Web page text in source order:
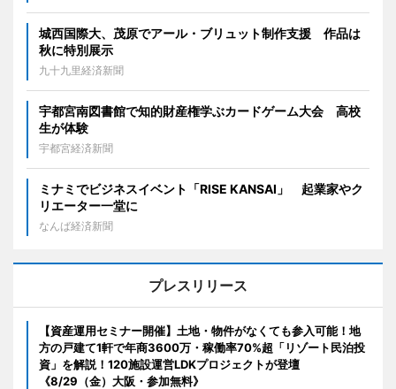
城西国際大、茂原でアール・ブリュット制作支援 作品は
秋に特別展示
九十九里経済新聞
宇都宮南図書館で知的財産権学ぶカードゲーム大会 高校
生が体験
宇都宮経済新聞
ミナミでビジネスイベント「RISE KANSAI」 起業家やク
リエーター一堂に
なんば経済新聞
プレスリリース
【資産運用セミナー開催】土地・物件がなくても参入可能！地
方の戸建て1軒で年商3600万・稼働率70%超「リゾート民泊投
資」を解説！120施設運営LDKプロジェクトが登壇
《8/29（金）大阪・参加無料》